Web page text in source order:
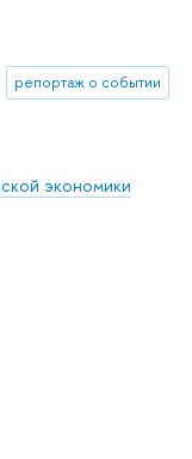
репортаж о событии
экономики